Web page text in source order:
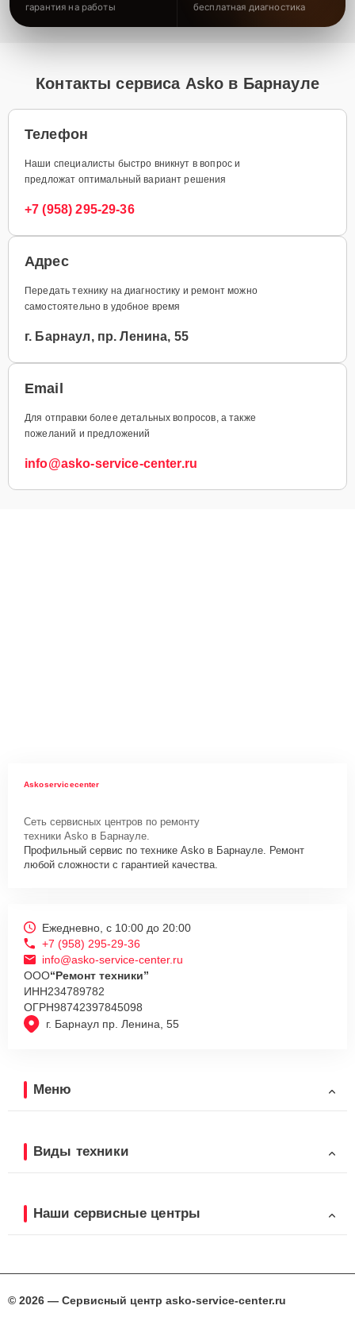
гарантия на работы бесплатная диагностика
Контакты сервиса Asko в Барнауле
Телефон
Наши специалисты быстро вникнут в вопрос и
предложат оптимальный вариант решения
+7 (958) 295-29-36
Адрес
Передать технику на диагностику и ремонт можно
самостоятельно в удобное время
г. Барнаул, пр. Ленина, 55
Email
Для отправки более детальных вопросов, а также
пожеланий и предложений
info@asko-service-center.ru
Askoservicecenter
Сеть сервисных центров по ремонту
техники Asko в Барнауле.
Профильный сервис по технике Asko в Барнауле. Ремонт
любой сложности с гарантией качества.
г. Барнаул пр. Ленина, 55
Ежедневно, с 10:00 до 20:00
+7 (958) 295-29-36
info@asko-service-center.ru
ООО“Ремонт техники”
ИНН234789782
ОГРН98742397845098
Меню
Виды техники
Наши сервисные центры
© 2026 — Сервисный центр asko-service-center.ru